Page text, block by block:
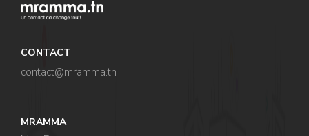
CONTACT
contact@mramma.tn
MRAMMA